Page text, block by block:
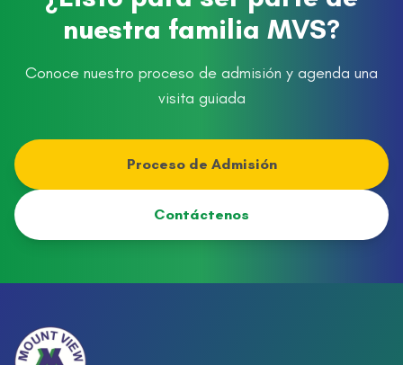
nuestra familia MVS?
Conoce nuestro proceso de admisión y agenda una
visita guiada
Proceso de Admisión
Contáctenos